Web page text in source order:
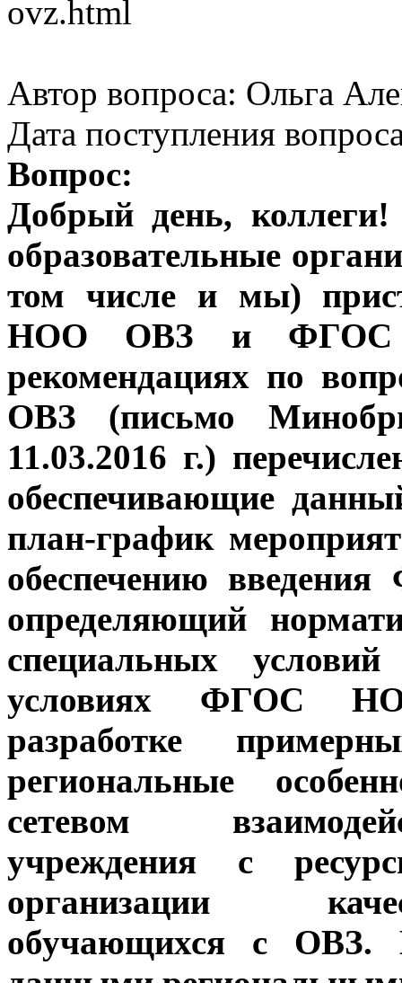
ovz.html
Автор вопроса: Ольга
Дата поступления
Вопрос:
Добрый день,
образовательные
том числе и мы)
НОО ОВЗ и ФГОС
рекомендациях по
ОВЗ (письмо
11.03.2016 г.)
обеспечивающие
план-график
обеспечению
определяющий
специальных
условиях ФГОС
разработке
региональные
сетевом
учреждения с
организации
обучающихся с ОВЗ.